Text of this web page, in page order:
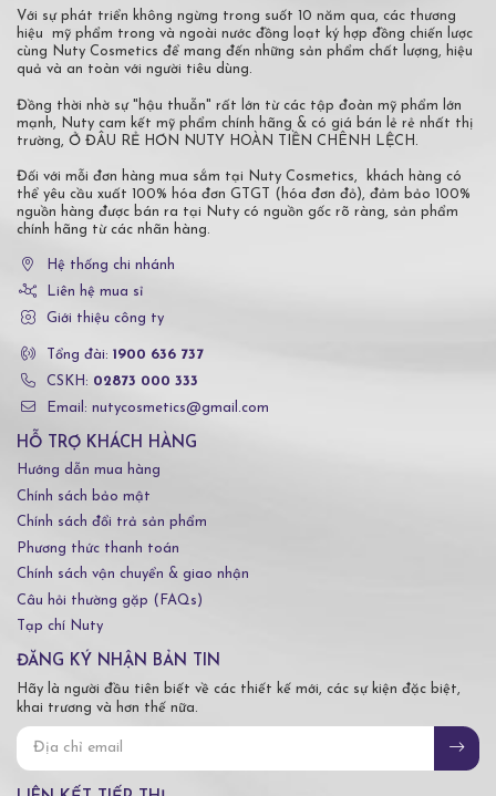
Với sự phát triển không ngừng trong suốt 10 năm qua, các thương
hiệu mỹ phẩm trong và ngoài nước đồng loạt ký hợp đồng chiến lược
cùng Nuty Cosmetics để mang đến những sản phẩm chất lượng, hiệu
quả và an toàn với người tiêu dùng.
Đồng thời nhờ sự "hậu thuẫn" rất lớn từ các tập đoàn mỹ phẩm lớn
mạnh, Nuty cam kết mỹ phẩm chính hãng & có giá bán lẻ rẻ nhất thị
trường, Ở ĐÂU RẺ HƠN NUTY HOÀN TIỀN CHÊNH LỆCH.
Đối với mỗi đơn hàng mua sắm tại Nuty Cosmetics, khách hàng có
thể yêu cầu xuất 100% hóa đơn GTGT (hóa đơn đỏ), đảm bảo 100%
nguồn hàng được bán ra tại Nuty có nguồn gốc rõ ràng, sản phẩm
chính hãng từ các nhãn hàng.
Hệ thống chi nhánh
Liên hệ mua sỉ
Giới thiệu công ty
Tổng đài: 1900 636 737
CSKH: 02873 000 333
Email: nutycosmetics@gmail.com
HỖ TRỢ KHÁCH HÀNG
Hướng dẫn mua hàng
Chính sách bảo mật
Chính sách đổi trả sản phẩm
Phương thức thanh toán
Chính sách vận chuyển & giao nhận
Câu hỏi thường gặp (FAQs)
Tạp chí Nuty
ĐĂNG KÝ NHẬN BẢN TIN
Hãy là người đầu tiên biết về các thiết kế mới, các sự kiện đặc biệt,
khai trương và hơn thế nữa.